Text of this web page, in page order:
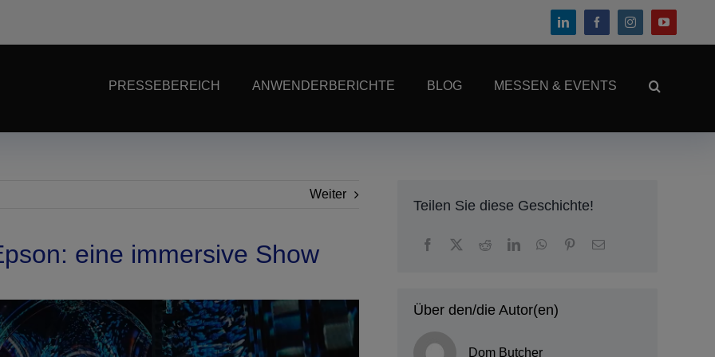
PRESSEBEREICH ANWENDERBERICHTE BLOG MESSEN & EVENTS
Weiter
eine immersive Show
Teilen Sie diese Geschichte!
Über den/die Autor(en)
Dom Butcher